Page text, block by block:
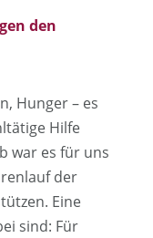
den
Hunger – es
Hilfe
war es für uns
der
Eine
sind: Für